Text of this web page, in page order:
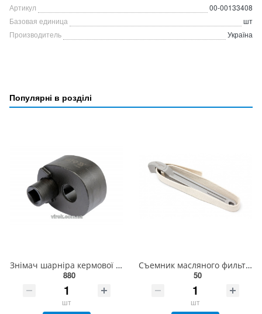
Артикул
00-00133408
Базовая единица
шт
Производитель
Україна
Популярні в розділі
Знімач шарніра кермової рейки YATO Ø= 35-42 мм, квадратний привід- 1/2" [25] YT-06160
880
шт
Съемник масляного фильтра ленточный 12-300мм (длина ленты-700мм) ROCKFORCE RF-61912
50
шт